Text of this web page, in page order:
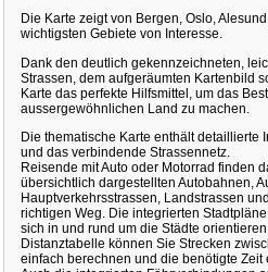
Die Karte zeigt von Bergen, Oslo,
wichtigsten Gebiete von Interesse.
Dank den deutlich gekennzeichneten,
Strassen, dem aufgeräumten Kartenbild
Karte das perfekte Hilfsmittel, um das
aussergewöhnlichen Land zu machen.
Die thematische Karte enthält detaillierte
und das verbindende Strassennetz.
Reisende mit Auto oder Motorrad finden
übersichtlich dargestellten Autobahnen,
Hauptverkehrsstrassen, Landstrassen
richtigen Weg. Die integrierten
sich in und rund um die Städte
Distanztabelle können Sie Strecken
einfach berechnen und die benötigte Zeit